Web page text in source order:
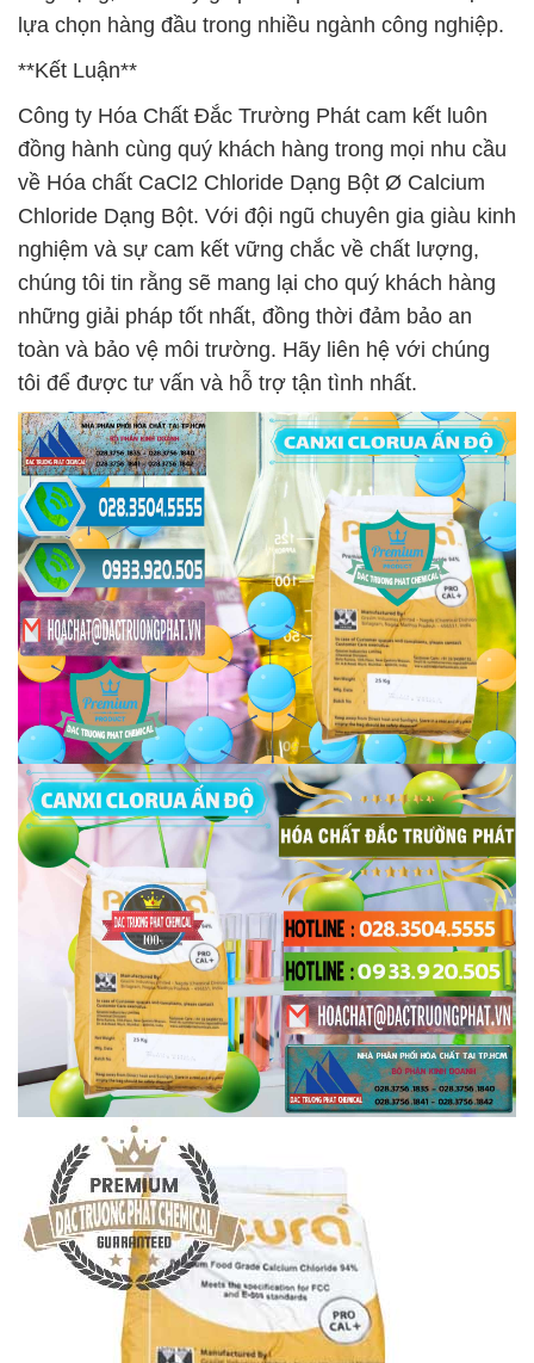
lựa chọn hàng đầu trong nhiều ngành công nghiệp.
**Kết Luận**
Công ty Hóa Chất Đắc Trường Phát cam kết luôn
đồng hành cùng quý khách hàng trong mọi nhu cầu
về Hóa chất CaCl2 Chloride Dạng Bột Ø Calcium
Chloride Dạng Bột. Với đội ngũ chuyên gia giàu kinh
nghiệm và sự cam kết vững chắc về chất lượng,
chúng tôi tin rằng sẽ mang lại cho quý khách hàng
những giải pháp tốt nhất, đồng thời đảm bảo an
toàn và bảo vệ môi trường. Hãy liên hệ với chúng
tôi để được tư vấn và hỗ trợ tận tình nhất.